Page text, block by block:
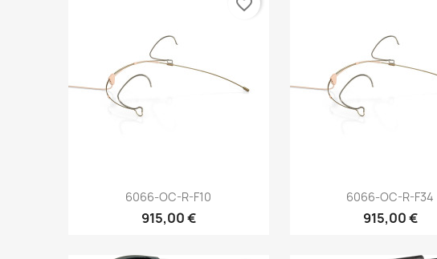
6066-OC-R-F10
915,00 €
Aperçu rapide 6066-OC-R-F34
915,00 €
Aperçu rapide